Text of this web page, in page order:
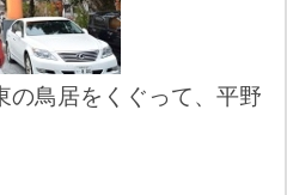
鳥居をくぐって、平野